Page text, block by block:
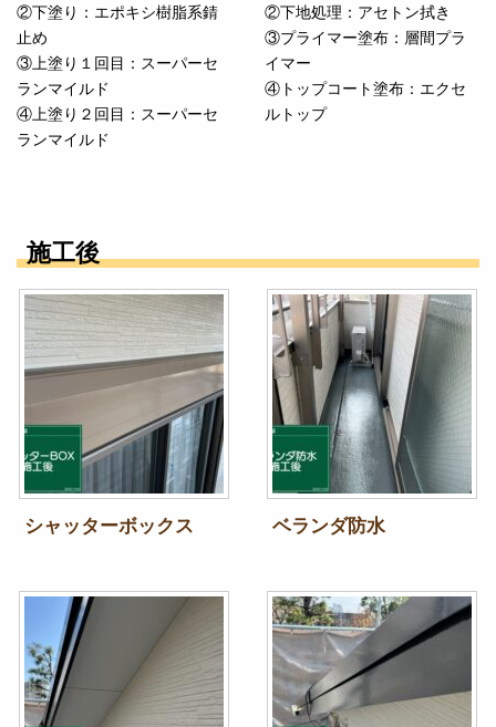
②下塗り：エポキシ樹脂系錆
止め
③上塗り１回目：スーパーセ
ランマイルド
④上塗り２回目：スーパーセ
ランマイルド
②下地処理：アセトン拭き
③プライマー塗布：層間プラ
イマー
④トップコート塗布：エクセ
ルトップ
施工後
シャッターボックス ベランダ防水